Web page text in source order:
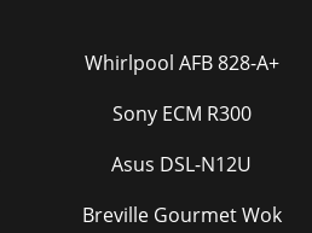
Whirlpool AFB 828-A+
Sony ECM R300
Asus DSL-N12U
Breville Gourmet Wok